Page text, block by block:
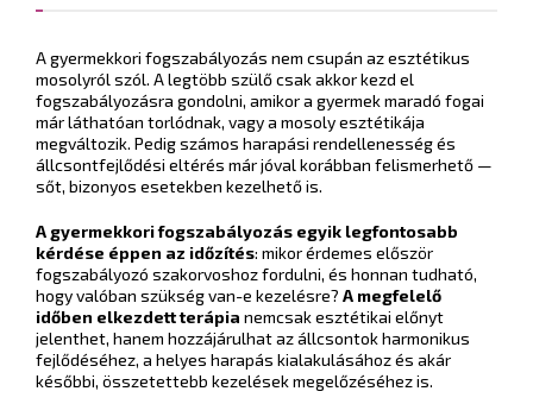
A gyermekkori fogszabályozás nem csupán az esztétikus
mosolyról szól. A legtöbb szülő csak akkor kezd el
fogszabályozásra gondolni, amikor a gyermek maradó fogai
már láthatóan torlódnak, vagy a mosoly esztétikája
megváltozik. Pedig számos harapási rendellenesség és
állcsontfejlődési eltérés már jóval korábban felismerhető —
sőt, bizonyos esetekben kezelhető is.
A gyermekkori fogszabályozás egyik legfontosabb
kérdése éppen az időzítés: mikor érdemes először
fogszabályozó szakorvoshoz fordulni, és honnan tudható,
hogy valóban szükség van-e kezelésre? A megfelelő
időben elkezdett terápia nemcsak esztétikai előnyt
jelenthet, hanem hozzájárulhat az állcsontok harmonikus
fejlődéséhez, a helyes harapás kialakulásához és akár
későbbi, összetettebb kezelések megelőzéséhez is.